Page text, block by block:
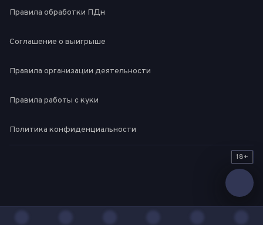
Правила обработки ПДн
Соглашение о выигрыше
Правила организации деятельности
Правила работы с куки
Политика конфиденциальности
18+